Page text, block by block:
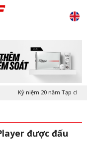
Kỷ niệm 20 năm Tạp chí
được đấu